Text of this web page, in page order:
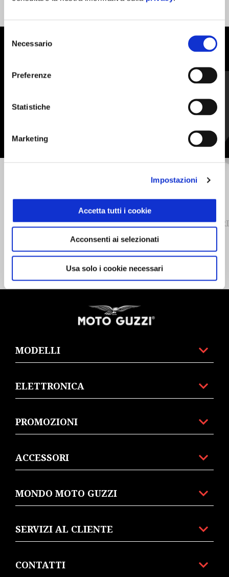
delNecessario
Preferenze
Statistiche
Marketing
Impostazioni
Accetta tutti i cookie
Acconsenti ai selezionati
Usa solo i cookie necessari
BAULETTO 37 LT
329 €
MODELLI
ELETTRONICA
PROMOZIONI
ACCESSORI
MONDO MOTO GUZZI
SERVIZI AL CLIENTE
CONTATTI